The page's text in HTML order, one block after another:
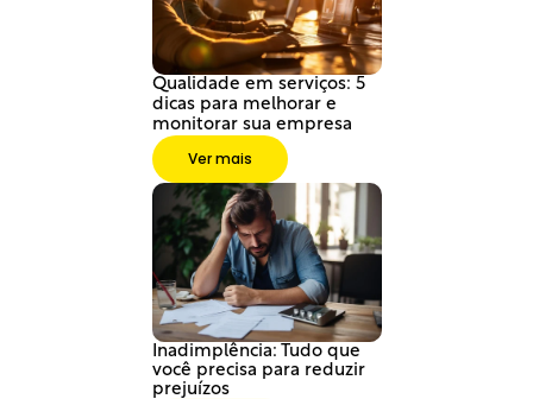
Qualidade em serviços: 5
dicas para melhorar e
monitorar sua empresa
Ver mais
Inadimplência: Tudo que
você precisa para reduzir
prejuízos